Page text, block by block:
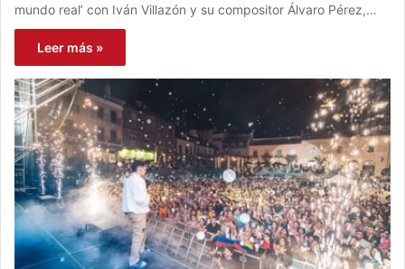
mundo real’ con Iván Villazón y su compositor Álvaro Pérez,…
Leer más »